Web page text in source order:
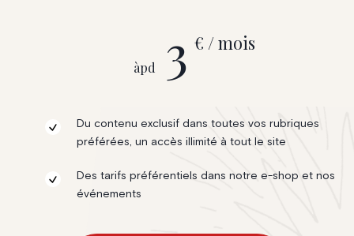
àpd 3 € / mois
Du contenu exclusif dans toutes vos rubriques
préférées, un accès illimité à tout le site
Des tarifs préférentiels dans notre e-shop et nos
événements